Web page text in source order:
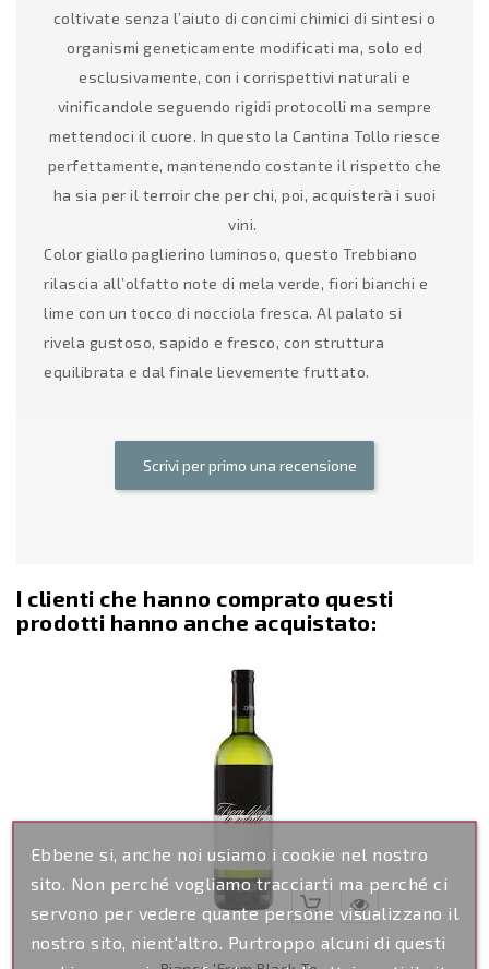
coltivate senza l’aiuto di concimi chimici di sintesi o
organismi geneticamente modificati ma, solo ed
esclusivamente, con i corrispettivi naturali e
vinificandole seguendo rigidi protocolli ma sempre
mettendoci il cuore. In questo la Cantina Tollo riesce
perfettamente, mantenendo costante il rispetto che
ha sia per il terroir che per chi, poi, acquisterà i suoi
vini.
Color giallo paglierino luminoso, questo Trebbiano
rilascia all’olfatto note di mela verde, fiori bianchi e
lime con un tocco di nocciola fresca. Al palato si
rivela gustoso, sapido e fresco, con struttura
equilibrata e dal finale lievemente fruttato.
Scrivi per primo una recensione
I clienti che hanno comprato questi
prodotti hanno anche acquistato:
Ebbene si, anche noi usiamo i cookie nel nostro
sito. Non perché vogliamo tracciarti ma perché ci
servono per vedere quante persone visualizzano il
nostro sito, nient'altro. Purtroppo alcuni di questi